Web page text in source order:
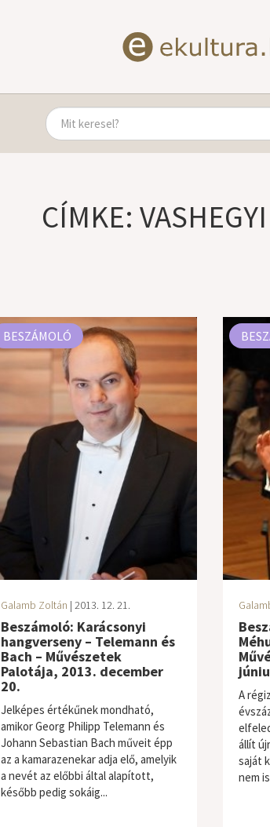
CÍMKE:
BESZÁMOLÓ
Galamb Zoltán | 2013. 12. 21.
Beszámoló: Karácsonyi
hangverseny – Telemann és
Bach – Művészetek
Palotája, 2013. december
20.
Jelképes értékűnek mondható,
amikor Georg Philipp Telemann és
Johann Sebastian Bach műveit épp
az a kamarazenekar adja elő, amelyik
a nevét az előbbi által alapított,
később pedig sokáig...
klasszikus zene
A
állít
saját
nem